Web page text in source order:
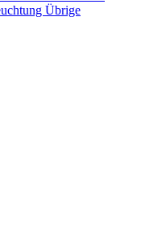
Übrige